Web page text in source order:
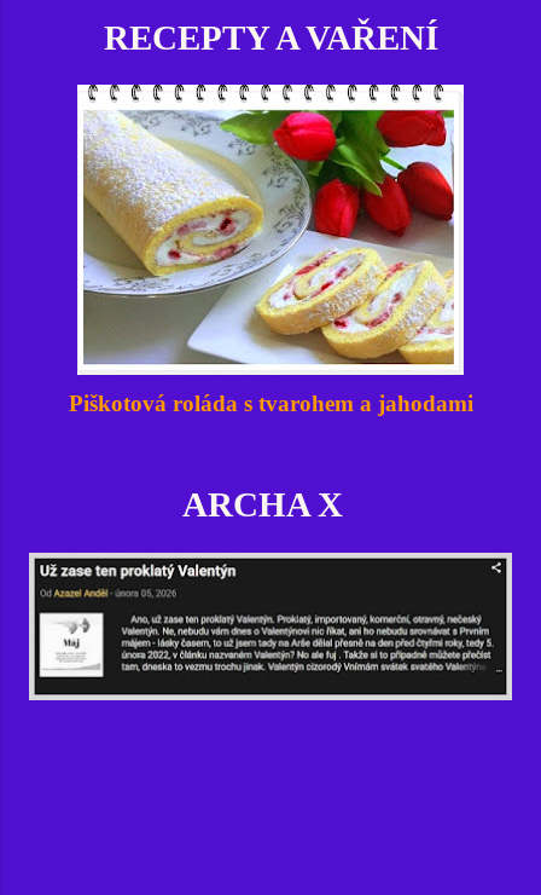
RECEPTY A VAŘENÍ
Piškotová roláda s tvarohem a jahodami
ARCHA X